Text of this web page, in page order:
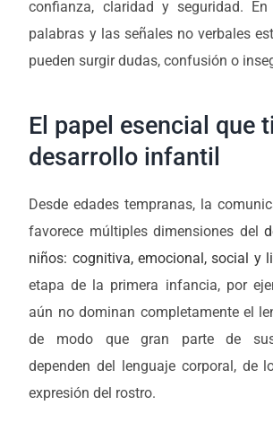
confianza, claridad y seguridad.
palabras y las señales no verbales
pueden surgir dudas, confusión o
El papel esencial que
desarrollo infantil
Desde edades tempranas, la
favorece múltiples dimensiones del
niños: cognitiva, emocional, social y
etapa de la primera infancia, por
aún no dominan completamente el
de modo que gran parte de sus
dependen del lenguaje corporal, de
expresión del rostro.